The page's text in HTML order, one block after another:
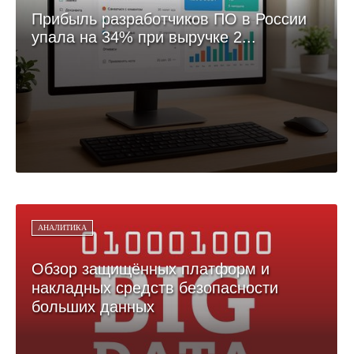
Прибыль разработчиков ПО в России
упала на 34% при выручке 2...
АНАЛИТИКА
Обзор защищённых платформ и
накладных средств безопасности
больших данных